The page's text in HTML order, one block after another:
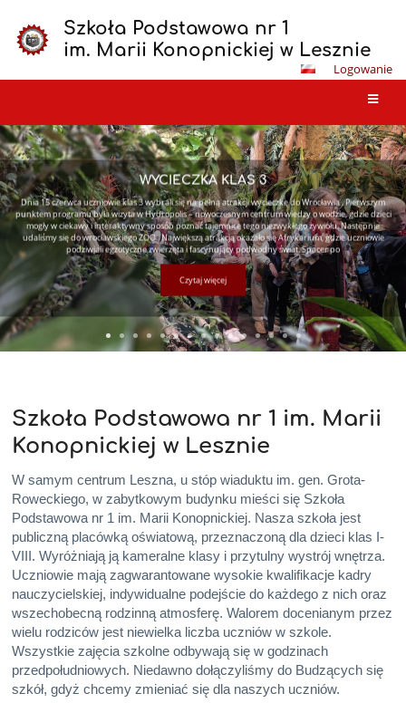
Szkoła Podstawowa nr 1
im. Marii Konopnickiej w Lesznie
Logowanie
Strona
główna
🎉💙 FESTYN SZKOLNY ZA NAMI! 💙🎉
To było fantastyczne popołudnie pełne uśmiechu, dobrej zabawy i wspólnie spędzonego czasu!
Serdecznie dziękujemy wszystkim uczniom, rodzicom, rodzeństwu oraz mieszkańcom Leszna za tak
liczne przybycie na Festyn Szkolny Szkoły Podstawowej nr 1 w Lesznie.
Czytaj więcej
Szkoła Podstawowa nr 1 im. Marii
Konopnickiej w Lesznie
W samym centrum Leszna, u stóp wiaduktu im. gen. Grota-
Roweckiego, w zabytkowym budynku mieści się Szkoła
Podstawowa nr 1 im. Marii Konopnickiej. Nasza szkoła jest
publiczną placówką oświatową, przeznaczoną dla dzieci klas I-
VIII. Wyróżniają ją kameralne klasy i przytulny wystrój wnętrza.
Uczniowie mają zagwarantowane wysokie kwalifikacje kadry
nauczycielskiej, indywidualne podejście do każdego z nich oraz
wszechobecną rodzinną atmosferę. Walorem docenianym przez
wielu rodziców jest niewielka liczba uczniów w szkole.
Wszystkie zajęcia szkolne odbywają się w godzinach
przedpołudniowych. Niedawno dołączyliśmy do Budzących się
szkół, gdyż chcemy zmieniać się dla naszych uczniów.